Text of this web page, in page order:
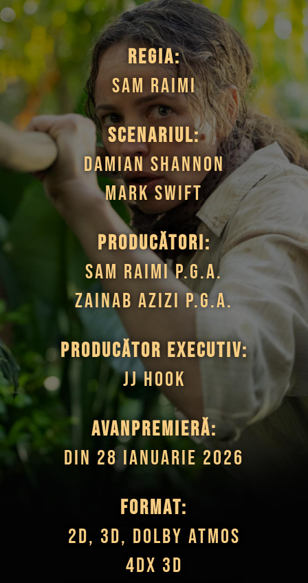
Regia:
Sam Raimi
Scenariul:
Damian Shannon
Mark Swift
Producători:
Sam Raimi p.g.a.
Zainab Azizi p.g.a.
Producător executiv:
JJ Hook
Avanpremieră:
din 28 ianuarie 2026
Format:
2D, 3D, Dolby Atmos
4DX 3D